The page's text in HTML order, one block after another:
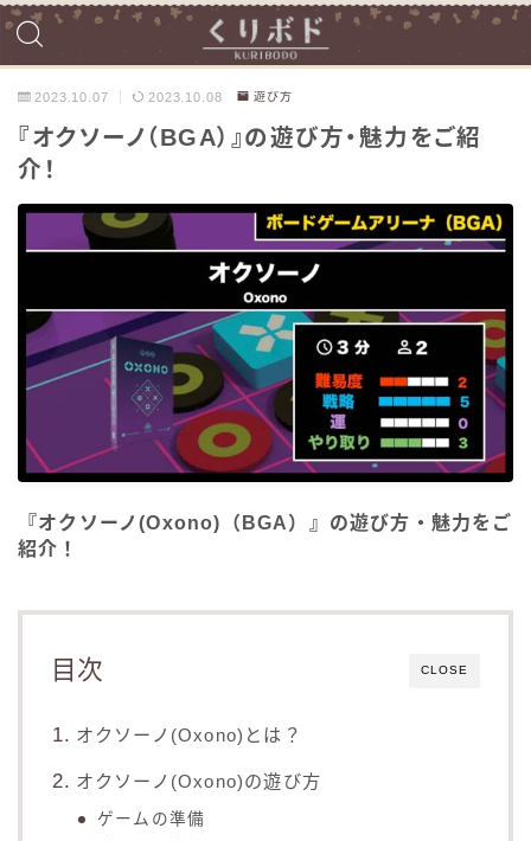
2023.10.07 2023.10.08 遊び方
『オクソーノ（BGA）』の遊び方・魅力をご紹
介！
『オクソーノ(Oxono)（BGA）』の遊び方・魅力をご
紹介！
CLOSE
目次
オクソーノ(Oxono)とは？
オクソーノ(Oxono)の遊び方
ゲームの準備